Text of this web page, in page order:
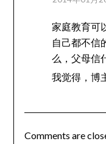
家庭教育可
自己都不信
么，父母信
我觉得，博
Comments are